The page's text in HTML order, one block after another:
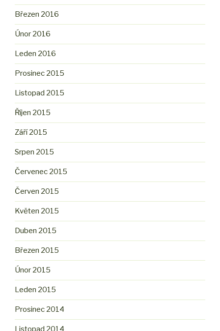
Březen 2016
Únor 2016
Leden 2016
Prosinec 2015
Listopad 2015
Říjen 2015
Září 2015
Srpen 2015
Červenec 2015
Červen 2015
Květen 2015
Duben 2015
Březen 2015
Únor 2015
Leden 2015
Prosinec 2014
Listopad 2014